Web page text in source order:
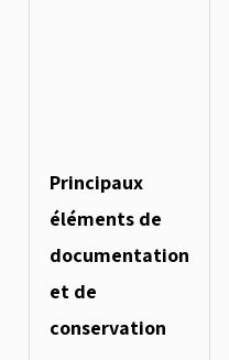
Principaux
éléments de
documentation
et de
conservation